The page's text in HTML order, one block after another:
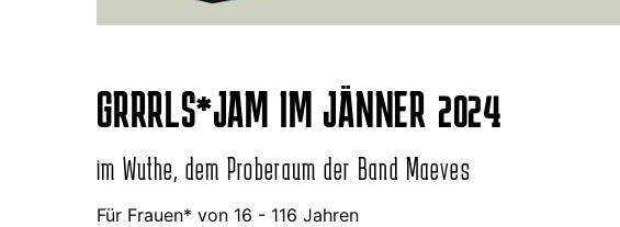
GRRRLS*JAM IM JÄNNER 2024
im Wuthe, dem Proberaum der Band Maeves
Für Frauen* von 16 - 116 Jahren